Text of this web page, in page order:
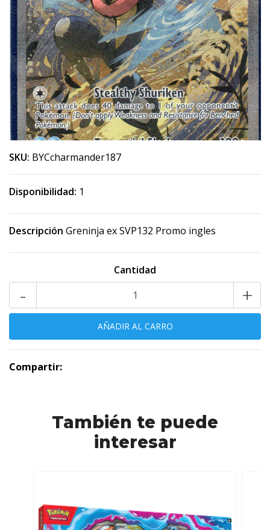
SKU: BYCcharmander187
Disponibilidad: 1
Descripción Greninja ex SVP132 Promo ingles
Cantidad
+
-
Compartir:
También te puede
interesar